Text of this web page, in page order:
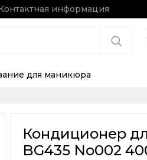
информация
для маникюра
Кондиционер
BG435 No002